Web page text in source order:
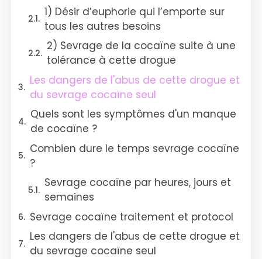
1) Désir d’euphorie qui l’emporte sur
tous les autres besoins
2) Sevrage de la cocaïne suite à une
tolérance à cette drogue
Les dangers de l'abus de cette drogue et
du sevrage cocaïne seul
Quels sont les symptômes d'un manque
de cocaïne ?
Combien dure le temps sevrage cocaïne
?
Sevrage cocaïne par heures, jours et
semaines
Sevrage cocaïne traitement et protocol
Les dangers de l'abus de cette drogue et
du sevrage cocaïne seul